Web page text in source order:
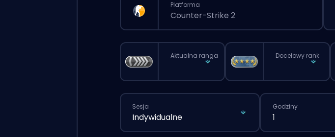
Platforma
Counter-Strike 2
Aktualna ranga Docelowy rank
Sesja
Indywidualne
Godziny
1